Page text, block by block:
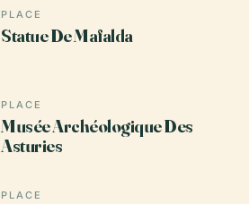
PLACE
Statue De Mafalda
PLACE
Musée Archéologique Des
Asturies
PLACE